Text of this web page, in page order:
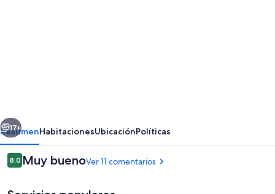
Siguiente
17+
ResumenHabitacionesUbicaciónPolíticas
Comentarios
8,08,0 de 10
Muy buenoVer 11 comentarios